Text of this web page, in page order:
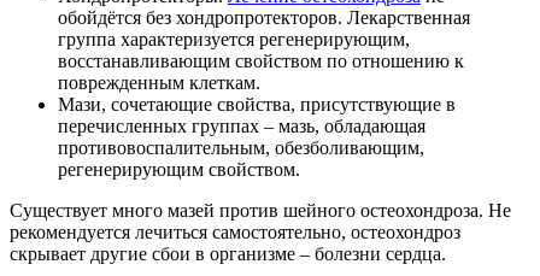
обойдётся без хондропротекторов. Лекарственная
группа характеризуется регенерирующим,
восстанавливающим свойством по отношению к
поврежденным клеткам.
Мази, сочетающие свойства, присутствующие в
перечисленных группах – мазь, обладающая
противовоспалительным, обезболивающим,
регенерирующим свойством.
Существует много мазей против шейного остеохондроза. Не
рекомендуется лечиться самостоятельно, остеохондроз
скрывает другие сбои в организме – болезни сердца.